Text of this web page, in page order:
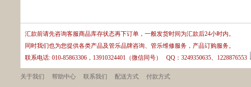
汇款前请先咨询客服商品库存状态再下订单，一般发货时间为汇款后24小时内。
同时我们也为您提供各类产品及管乐品牌咨询、管乐维修服务，产品订购服务。
联系电话: 010-85863306，13910324401（微信同号） QQ：3249350635、1228876553
关于我们 帮助中心 联系我们 配送方式 付款方式